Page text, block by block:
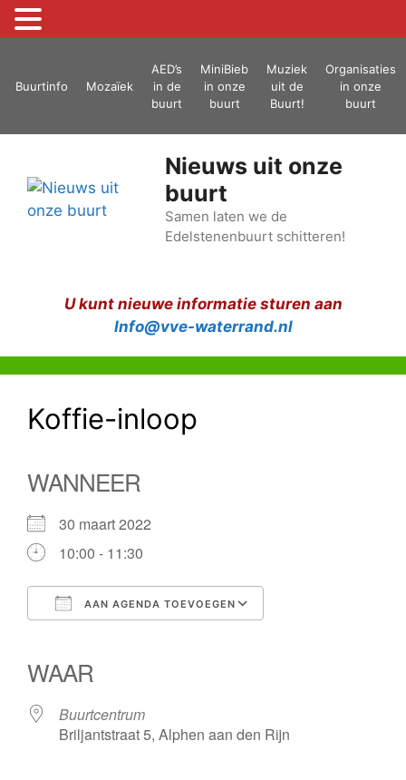
deBuurtinfo Mozaïek
AED’s
in de
buurt
MiniBieb
in onze
buurt
Muziek
uit de
Buurt!
Organisaties
in onze
buurt
Nieuws uit onze
buurt
Samen laten we de
Edelstenenbuurt schitteren!
U kunt nieuwe informatie sturen aan
Info@vve-waterrand.nl
Koffie-inloop
WANNEER
30 maart 2022
10:00 - 11:30
AAN AGENDA TOEVOEGEN
WAAR
Buurtcentrum
Briljantstraat 5, Alphen aan den Rijn